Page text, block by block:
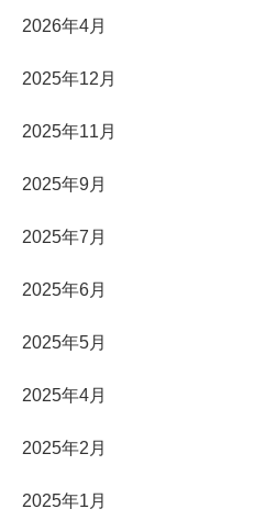
2026年4月
2025年12月
2025年11月
2025年9月
2025年7月
2025年6月
2025年5月
2025年4月
2025年2月
2025年1月